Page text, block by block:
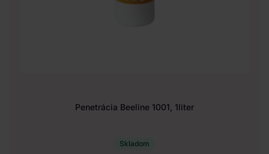
Penetrácia Beeline 1001, 1liter
Skladom